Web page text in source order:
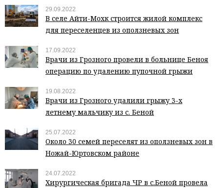
29.09.2022
В селе Айти-Мохк строится жилой комплекс
для переселенцев из оползневых зон
17.09.2022
Врачи из Грозного провели в больнице Беноя
операцию по удалению пупочной грыжи
19.08.2022
Врачи из Грозного удалили грыжу 3-х
летнему мальчику из с. Беной
25.07.2022
Около 30 семей переселят из оползневых зон в
Ножай-Юртовском районе
24.07.2022
Хирургическая бригада ЧР в с.Беной провела